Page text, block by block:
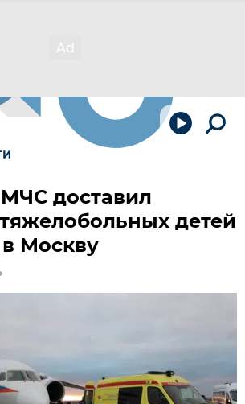
доставил
детей
Москву